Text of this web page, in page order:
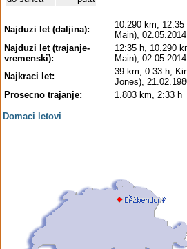
Najduzi let (daljina):
10.290 km,
Main), 02.05.2014
Najduzi let (trajanje-
vremenski):
12:35 h, 10.290
Main), 02.05.2014
Najkraci let:
39 km, 0:33 h,
Jones),
Prosecno trajanje:
1.803 km, 2:33 h
Domaci letovi